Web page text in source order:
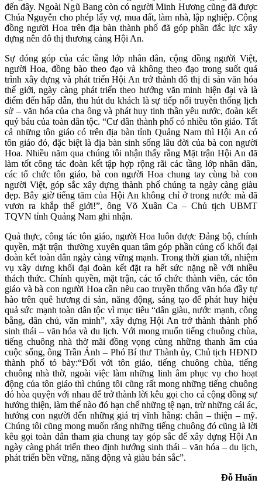
đến đây. Ngoài Ngũ Bang còn có người Minh Hương cũng đã được
Chúa Nguyễn cho phép lấy vợ, mua đất, làm nhà, lập nghiệp. Cộng
đồng người Hoa trên địa bàn thành phố đã góp phần đắc lực xây
dựng nên đô thị thương cảng Hội An.
Sự đóng góp của các tầng lớp nhân dân, cộng đồng người Việt,
người Hoa, đồng bào theo đạo và không theo đạo trong suốt quá
trình xây dựng và phát triển Hội An trở thành đô thị di sản văn hóa
thế giới, ngày càng phát triển theo hướng văn minh hiện đại và là
điểm đến hấp dẫn, thu hút du khách là sự tiếp nối truyền thống lịch
sử – văn hóa của cha ông và phát huy tinh thần yêu nước, đoàn kết
quý báu của toàn dân tộc. “Cư dân thành phố có nhiều tôn giáo. Tất
cả những tôn giáo có trên địa bàn tỉnh Quảng Nam thì Hội An có
tôn giáo đó, đặc biệt là địa bàn sinh sống lâu đời của bà con người
Hoa. Nhiều năm qua chúng tôi nhận thấy rằng Mặt trận Hội An đã
làm tốt công tác đoàn kết tập hợp rộng rãi các tầng lớp nhân dân,
các tổ chức tôn giáo, bà con người Hoa chung tay cùng bà con
người Việt, góp sắc xây dựng thành phố chúng ta ngày càng giàu
đẹp. Bây giờ tiếng tăm của Hội An không chỉ ở trong nước mà đã
vươn ra khắp thế giới!”, ông Võ Xuân Ca – Chủ tịch UBMT
TQVN tỉnh Quảng Nam ghi nhận.
Quả thực, công tác tôn giáo, người Hoa luôn được Đảng bộ, chính
quyền, mặt trận thường xuyên quan tâm góp phần củng cố khối đại
đoàn kết toàn dân ngày càng vững mạnh. Trong thời gian tới, nhiệm
vụ xây dưng khối đại đoàn kết đặt ra hết sức nặng nề với nhiều
thách thức. Chính quyền, mặt trận, các tổ chức thành viên, các tôn
giáo và bà con người Hoa cần nêu cao truyền thống văn hóa đầy tự
hào trên quê hương di sản, năng động, sáng tạo để phát huy hiệu
quả sức mạnh toàn dân tộc vì mục tiêu “dân giàu, nước mạnh, công
bằng, dân chủ, văn minh”, xây dựng Hội An trở thành thành phố
sinh thái – văn hóa và du lịch. Với mong muốn tiếng chuông chùa,
tiếng chuông nhà thờ mãi đồng vọng cùng những thanh âm của
cuộc sống, ông Trần Ánh – Phó Bí thư Thành ủy, Chủ tịch HĐND
thành phố tỏ bày:“Đối với tôn giáo, tiếng chuông chùa, tiếng
chuông nhà thờ, ngoài việc làm những linh âm phục vụ cho hoạt
động của tôn giáo thì chúng tôi cũng rất mong những tiếng chuông
đó hòa quyện với nhau để trở thành lời kêu gọi cho cả cộng đồng sự
hướng thiện, làm thế nào đó hạn chế những tệ nạn, trừ những cái ác,
hướng con người đến những giá trị vĩnh hằng: chân – thiện – mỹ.
Chúng tôi cũng mong muốn rằng những tiếng chuông đó cũng là lời
kêu gọi toàn dân tham gia chung tay góp sắc để xây dựng Hội An
ngày càng phát triển theo định hướng sinh thái – văn hóa – du lịch,
phát triển bền vững, năng động và giàu bản sắc”.
Đỗ Huấn